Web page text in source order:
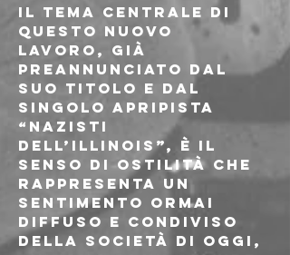
Il tema centrale di
questo nuovo
lavoro, già
preannunciato dal
suo titolo e dal
singolo apripista
“Nazisti
dell’Illinois”, è il
senso di ostilità che
rappresenta un
sentimento ormai
diffuso e condiviso
della società di oggi,